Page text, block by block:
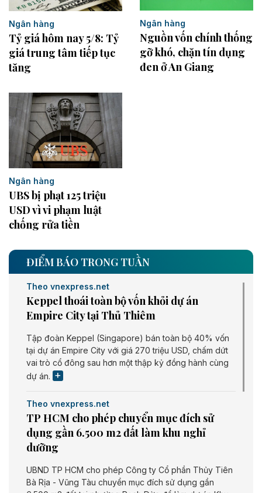
Ngân hàng
Tỷ giá hôm nay 5/8: Tỷ
giá trung tâm tiếp tục
tăng
Ngân hàng
Nguồn vốn chính thống
gỡ khó, chặn tín dụng
đen ở An Giang
Ngân hàng
UBS bị phạt 125 triệu
USD vì vi phạm luật
chống rửa tiền
ĐIỂM BÁO TRONG TUẦN
Theo vnexpress.net
Keppel thoái toàn bộ vốn khỏi dự án
Empire City tại Thủ Thiêm
Tập đoàn Keppel (Singapore) bán toàn bộ 40% vốn
tại dự án Empire City với giá 270 triệu USD, chấm dứt
vai trò cổ đông sau hơn một thập kỷ đồng hành cùng
dự án.
Theo vnexpress.net
TP HCM cho phép chuyển mục đích sử
dụng gần 6.500 m2 đất làm khu nghỉ
dưỡng
UBND TP HCM cho phép Công ty Cổ phần Thủy Tiên
Bà Rịa - Vũng Tàu chuyển mục đích sử dụng gần